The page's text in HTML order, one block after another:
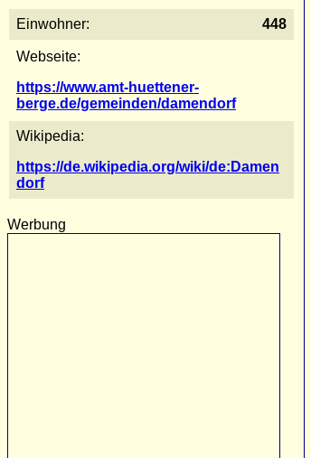
Einwohner: 448
Webseite:
https://www.amt-huettener-
berge.de/gemeinden/damendorf
Wikipedia:
https://de.wikipedia.org/wiki/de:Damen
dorf
Werbung